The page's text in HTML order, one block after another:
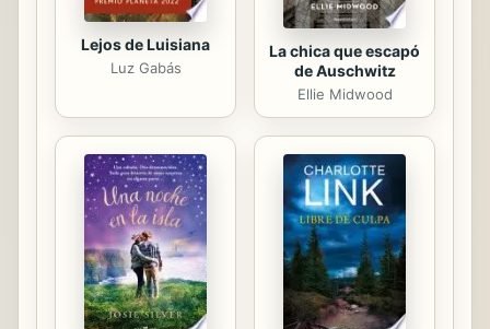
Lejos de Luisiana
Luz Gabás
La chica que escapó
de Auschwitz
Ellie Midwood